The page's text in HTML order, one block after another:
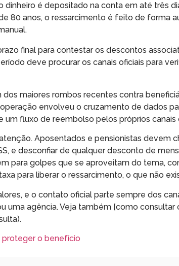
dinheiro é depositado na conta em até três
80 anos, o ressarcimento é feito de forma
final para contestar os descontos
deve procurar os canais oficiais para
maiores rombos recentes contra
envolveu o cruzamento de dados
fluxo de reembolso pelos próprios canais
Aposentados e pensionistas devem
e desconfiar de qualquer desconto de
para golpes que se aproveitam do tema,
para liberar o ressarcimento, o que não
e o contato oficial parte sempre dos
uma agência. Veja também [como
o benefício